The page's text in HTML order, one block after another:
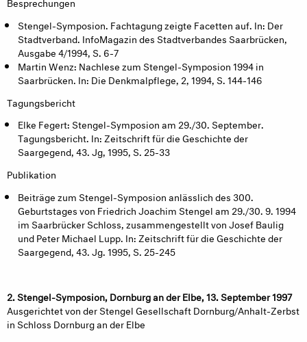
Stengel-Symposion. Fachtagung zeigte Facetten auf. In: Der
Stadtverband. InfoMagazin des Stadtverbandes Saarbrücken,
Ausgabe 4/1994, S. 6-7
Martin Wenz: Nachlese zum Stengel-Symposion 1994 in
Saarbrücken. In: Die Denkmalpflege, 2, 1994, S. 144-146
Tagungsbericht
Elke Fegert: Stengel-Symposion am 29./30. September.
Tagungsbericht. In: Zeitschrift für die Geschichte der
Saargegend, 43. Jg, 1995, S. 25-33
Publikation
Beiträge zum Stengel-Symposion anlässlich des 300.
Geburtstages von Friedrich Joachim Stengel am 29./30. 9. 1994
im Saarbrücker Schloss, zusammengestellt von Josef Baulig
und Peter Michael Lupp. In: Zeitschrift für die Geschichte der
Saargegend, 43. Jg. 1995, S. 25-245
2. Stengel-Symposion, Dornburg an der Elbe, 13. September 1997
Ausgerichtet von der Stengel Gesellschaft Dornburg/Anhalt-Zerbst
in Schloss Dornburg an der Elbe